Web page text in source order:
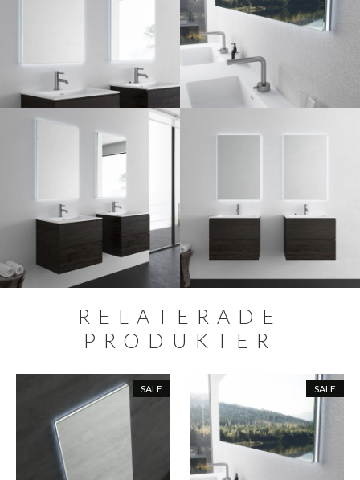
RELATERADE
PRODUKTER
SALE SALE